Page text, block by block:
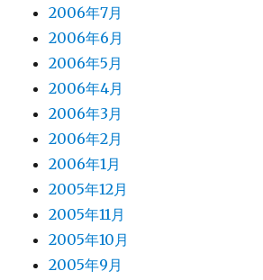
2006年7月
2006年6月
2006年5月
2006年4月
2006年3月
2006年2月
2006年1月
2005年12月
2005年11月
2005年10月
2005年9月